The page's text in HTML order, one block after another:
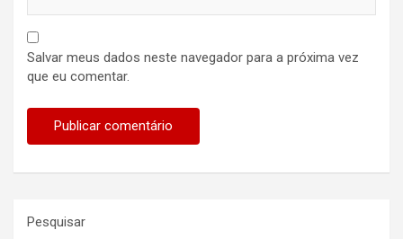
Salvar meus dados neste navegador para a próxima vez
que eu comentar.
Pesquisar